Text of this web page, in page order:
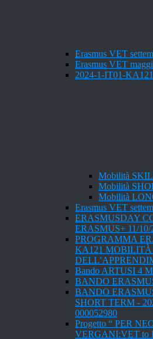
Erasmus VET
Erasmus VET
2024-1-IT01-
Mobilità
Mobilità
Mobilità
Erasmus VET
ERASMUSDAY
ERASMUS+ 11/10/
PROGRAMMA
KA121
Bando ARTUSI 4
BANDO
BANDO
SHORT TERM -
000052980
Progetto “ PER
VERGANI:VET to